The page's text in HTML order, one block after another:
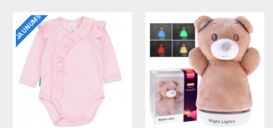
NOLIKTAVAS TĪRĪŠANA